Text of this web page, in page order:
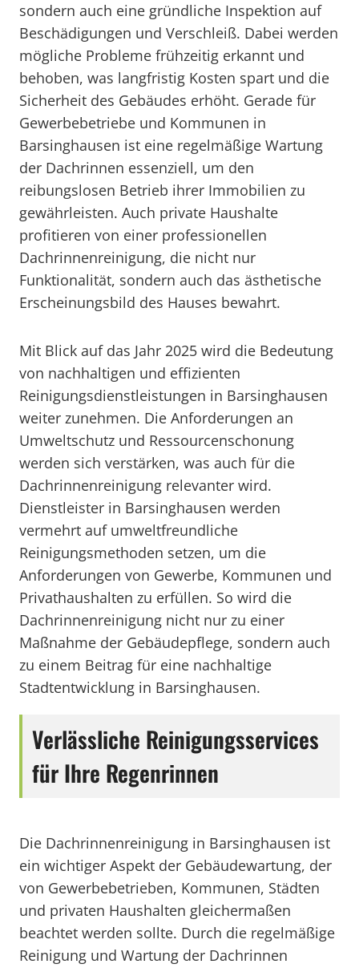
sondern auch eine gründliche Inspektion auf
Beschädigungen und Verschleiß. Dabei werden
mögliche Probleme frühzeitig erkannt und
behoben, was langfristig Kosten spart und die
Sicherheit des Gebäudes erhöht. Gerade für
Gewerbebetriebe und Kommunen in
Barsinghausen ist eine regelmäßige Wartung
der Dachrinnen essenziell, um den
reibungslosen Betrieb ihrer Immobilien zu
gewährleisten. Auch private Haushalte
profitieren von einer professionellen
Dachrinnenreinigung, die nicht nur
Funktionalität, sondern auch das ästhetische
Erscheinungsbild des Hauses bewahrt.
Mit Blick auf das Jahr 2025 wird die Bedeutung
von nachhaltigen und effizienten
Reinigungsdienstleistungen in Barsinghausen
weiter zunehmen. Die Anforderungen an
Umweltschutz und Ressourcenschonung
werden sich verstärken, was auch für die
Dachrinnenreinigung relevanter wird.
Dienstleister in Barsinghausen werden
vermehrt auf umweltfreundliche
Reinigungsmethoden setzen, um die
Anforderungen von Gewerbe, Kommunen und
Privathaushalten zu erfüllen. So wird die
Dachrinnenreinigung nicht nur zu einer
Maßnahme der Gebäudepflege, sondern auch
zu einem Beitrag für eine nachhaltige
Stadtentwicklung in Barsinghausen.
Verlässliche Reinigungsservices
für Ihre Regenrinnen
Die Dachrinnenreinigung in Barsinghausen ist
ein wichtiger Aspekt der Gebäudewartung, der
von Gewerbebetrieben, Kommunen, Städten
und privaten Haushalten gleichermaßen
beachtet werden sollte. Durch die regelmäßige
Reinigung und Wartung der Dachrinnen